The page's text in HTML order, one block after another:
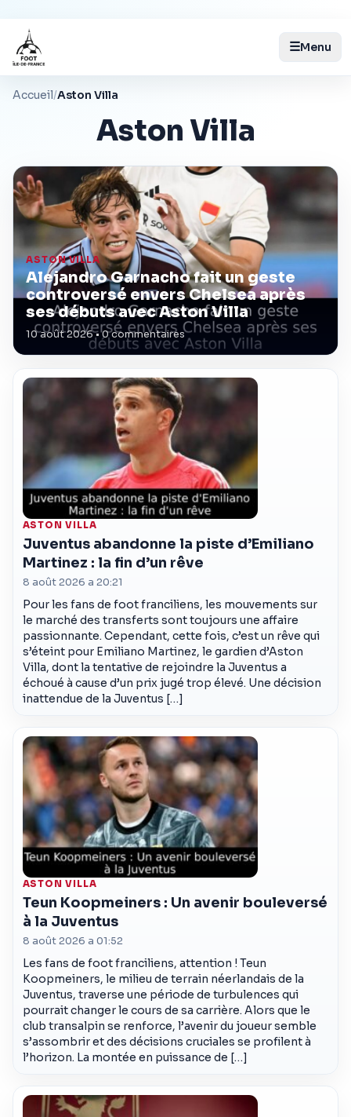
☰Menu
Accueil/Aston Villa
Aston Villa
ASTON VILLA
Alejandro Garnacho fait un geste
controversé envers Chelsea après
ses débuts avec Aston Villa
10 août 2026 • 0 commentaires
ASTON VILLA
Juventus abandonne la piste d’Emiliano
Martinez : la fin d’un rêve
8 août 2026 a 20:21
Pour les fans de foot franciliens, les mouvements sur
le marché des transferts sont toujours une affaire
passionnante. Cependant, cette fois, c’est un rêve qui
s’éteint pour Emiliano Martinez, le gardien d’Aston
Villa, dont la tentative de rejoindre la Juventus a
échoué à cause d’un prix jugé trop élevé. Une décision
inattendue de la Juventus […]
ASTON VILLA
Teun Koopmeiners : Un avenir bouleversé
à la Juventus
8 août 2026 a 01:52
Les fans de foot franciliens, attention ! Teun
Koopmeiners, le milieu de terrain néerlandais de la
Juventus, traverse une période de turbulences qui
pourrait changer le cours de sa carrière. Alors que le
club transalpin se renforce, l’avenir du joueur semble
s’assombrir et des décisions cruciales se profilent à
l’horizon. La montée en puissance de […]